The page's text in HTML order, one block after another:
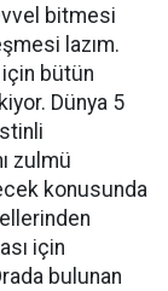
bitmesi
lazım.
bütün
Dünya 5
zulmü
konusunda
için
bulunan